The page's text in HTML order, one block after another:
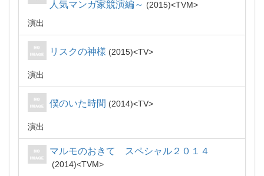
人気マンガ家競演編～
2015
TVM
演出
リスクの神様 2015 TV
演出
僕のいた時間 2014 TV
演出
マルモのおきて スペシャル２０１４
2014
TVM